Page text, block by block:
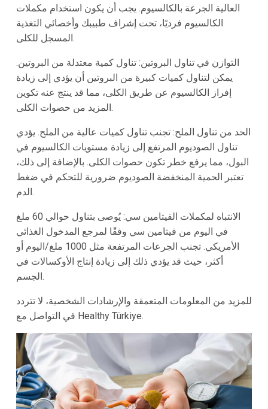
العالية الجرعة بالكالسيوم. يجب أن يكون استخدام مكملات
الكالسيوم فرديًا، تحت إشراف طبيبك وأخصائي التغذية
المسجل للكلى.
التوازن في تناول البروتين: تناول كمية معتدلة من البروتين.
يمكن لتناول كميات كبيرة من البروتين أن يؤدي إلى زيادة
إفراز الكالسيوم عن طريق الكلى، مما قد ينتج عنه تكوين
المزيد من حصوات الكلى.
الحد من تناول الملح: تجنب تناول كميات عالية من الملح. يؤدي
تناول الصوديوم المرتفع إلى زيادة مستويات الكالسيوم في
البول، مما يرفع خطر تكون حصوات الكلى. بالإضافة إلى ذلك،
تعتبر الحمية المنخفضة الصوديوم ضرورية للتحكم في ضغط
الدم.
الانتباه لمكملات الفيتامين سي:
يُوصى بتناول حوالي 60 ملغ
في اليوم من فيتامين سي وفقًا لمرجع المدخول الغذائي
الأمريكي. تجنب الجرعات المرتفعة مثل 1000 ملغ/اليوم أو
أكثر، حيث قد يؤدي ذلك إلى زيادة إنتاج الأوكسالات في
الجسم.
للمزيد من المعلومات المتعمقة والإرشادات الشخصية، لا تتردد
في التواصل مع Healthy Türkiye.